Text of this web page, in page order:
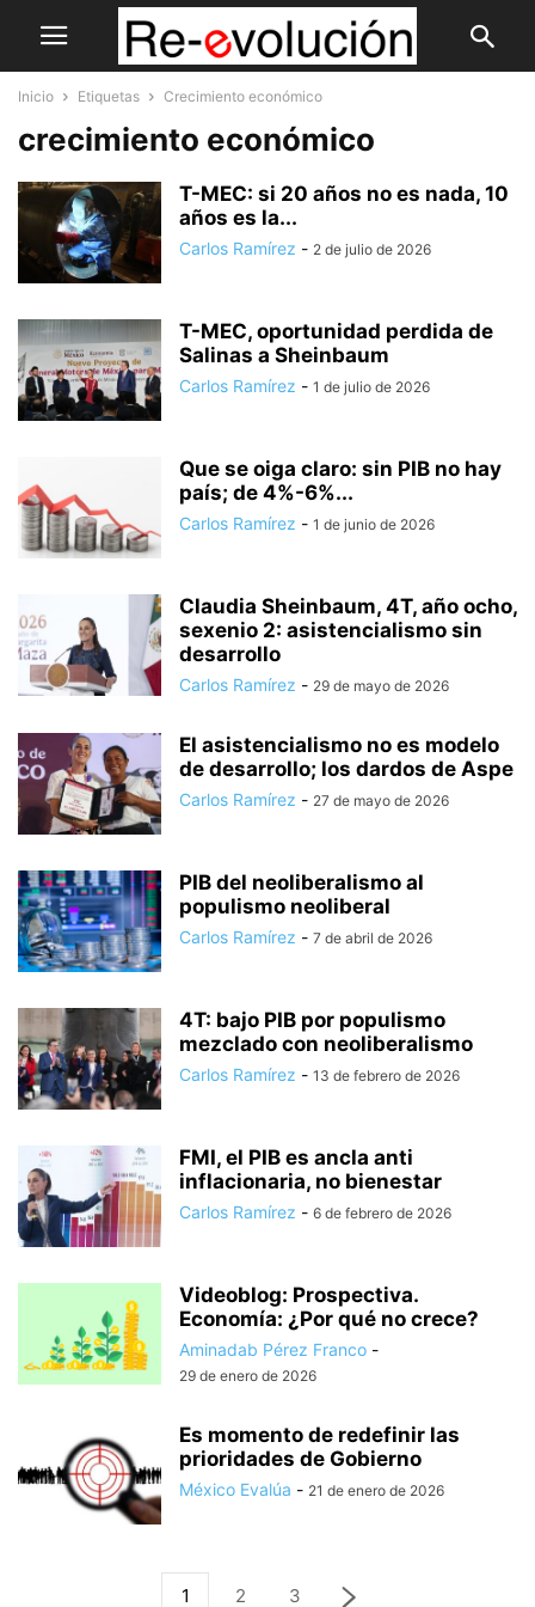
Inicio Etiquetas Crecimiento económico
crecimiento económico
T-MEC: si 20 años no es nada, 10
años es la...
Carlos Ramírez - 2 de julio de 2026
T-MEC, oportunidad perdida de
Salinas a Sheinbaum
Carlos Ramírez - 1 de julio de 2026
Que se oiga claro: sin PIB no hay
país; de 4%-6%...
Carlos Ramírez - 1 de junio de 2026
Claudia Sheinbaum, 4T, año ocho,
sexenio 2: asistencialismo sin
desarrollo
Carlos Ramírez - 29 de mayo de 2026
El asistencialismo no es modelo
de desarrollo; los dardos de Aspe
Carlos Ramírez - 27 de mayo de 2026
PIB del neoliberalismo al
populismo neoliberal
Carlos Ramírez - 7 de abril de 2026
4T: bajo PIB por populismo
mezclado con neoliberalismo
Carlos Ramírez - 13 de febrero de 2026
FMI, el PIB es ancla anti
inflacionaria, no bienestar
Carlos Ramírez - 6 de febrero de 2026
Videoblog: Prospectiva.
Economía: ¿Por qué no crece?
Aminadab Pérez Franco -
29 de enero de 2026
Es momento de redefinir las
prioridades de Gobierno
México Evalúa - 21 de enero de 2026
1 2 3